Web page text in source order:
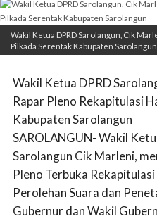
Wakil Ketua DPRD Sarolangun, Cik
Pilkada Serentak Kabupaten Sarolangun
Wakil Ketua DPRD
Rapar Pleno Rekapitulasi
Kabupaten Sarolangun
SAROLANGUN- Wakil
Sarolangun Cik Marleni,
Pleno Terbuka
Perolehan Suara dan
Gubernur dan Wakil